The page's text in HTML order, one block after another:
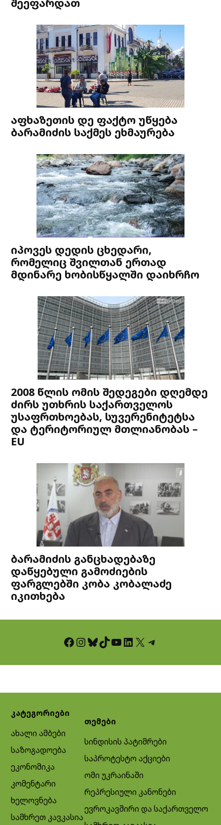
შეეფარდათ
აფხაზეთის დე ფაქტო უწყება
ბარამიძის საქმეს ეხმაურება
იპოვეს დედის ცხედარი,
რომელიც შვილთან ერთად
მდინარე ხობისწყალში დაიხრჩო
2008 წლის ომის შედეგები დღემდე
ძირს უთხრის საქართველოს
უსაფრთხოებას, სუვერენიტეტსა
და ტერიტორიულ მთლიანობას –
EU
ბარამიძის განცხადებაზე
დაწყებული გამოძიების
ფარგლებში კობა კობალაძე
იკითხება
Facebook InstagramBluesky TikTok YouTube LinkedIn X Telegram
კატეგორიები
ახალი ამბები
საზოგადოება
ეკონომიკა
კომენტარი
ხელოვნება
სამხრეთ კავკასია
თემები
სინდისის პატიმრები
საპროტესტო აქციები
ომი უკრაინაში
რეპრესიული კანონები
ევროკავშირი და საქართველო